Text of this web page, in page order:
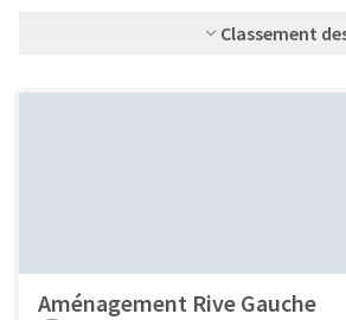
Classement
Aménagement Rive Gauche